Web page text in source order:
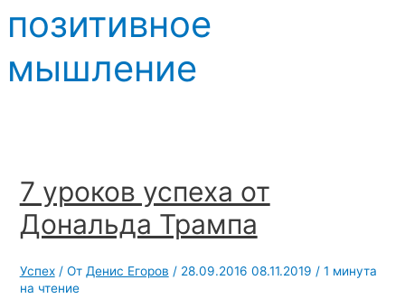
позитивное
мышление
7 уроков успеха от
Дональда Трампа
Успех/ От Денис Егоров / 28.09.2016 08.11.2019 / 1 минута
на чтение